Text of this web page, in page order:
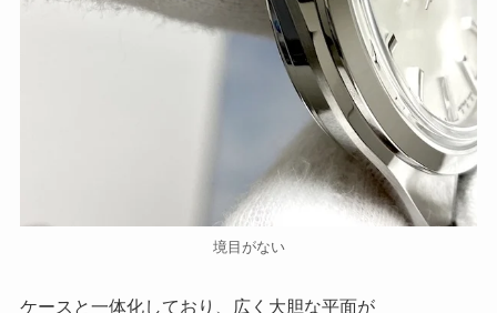
境目がない
ケースと一体化しており、広く大胆な平面が